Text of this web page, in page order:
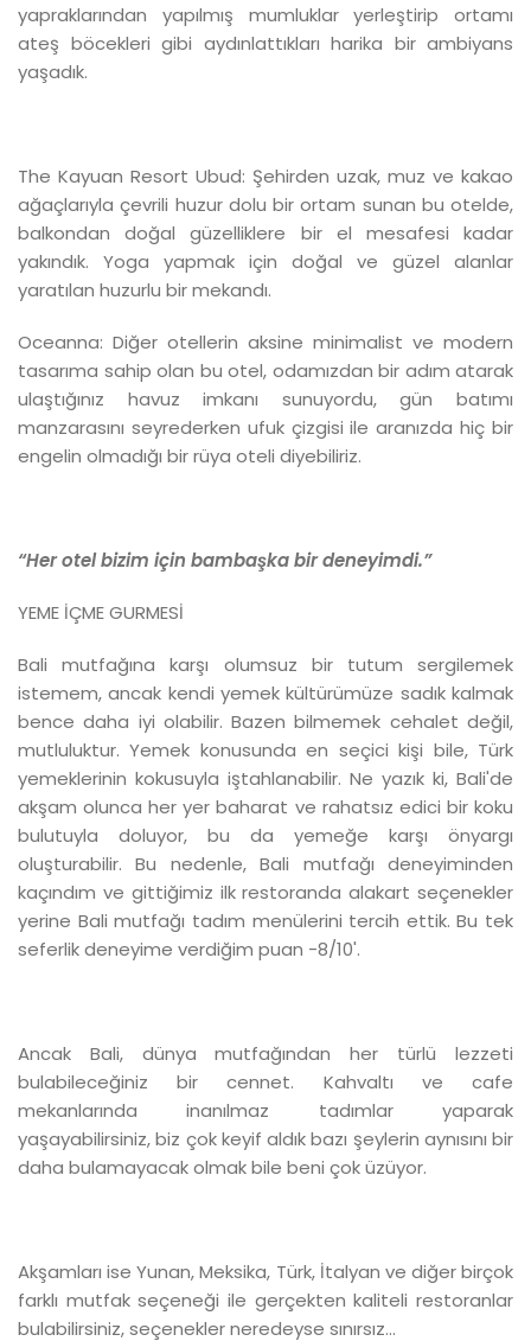
yapraklarından yapılmış mumluklar yerleştirip ortamı
ateş böcekleri gibi aydınlattıkları harika bir ambiyans
yaşadık.
The Kayuan Resort Ubud: Şehirden uzak, muz ve kakao
ağaçlarıyla çevrili huzur dolu bir ortam sunan bu otelde,
balkondan doğal güzelliklere bir el mesafesi kadar
yakındık. Yoga yapmak için doğal ve güzel alanlar
yaratılan huzurlu bir mekandı.
Oceanna: Diğer otellerin aksine minimalist ve modern
tasarıma sahip olan bu otel, odamızdan bir adım atarak
ulaştığınız havuz imkanı sunuyordu, gün batımı
manzarasını seyrederken ufuk çizgisi ile aranızda hiç bir
engelin olmadığı bir rüya oteli diyebiliriz.
“Her otel bizim için bambaşka bir deneyimdi.”
YEME İÇME GURMESİ
Bali mutfağına karşı olumsuz bir tutum sergilemek
istemem, ancak kendi yemek kültürümüze sadık kalmak
bence daha iyi olabilir. Bazen bilmemek cehalet değil,
mutluluktur. Yemek konusunda en seçici kişi bile, Türk
yemeklerinin kokusuyla iştahlanabilir. Ne yazık ki, Bali'de
akşam olunca her yer baharat ve rahatsız edici bir koku
bulutuyla doluyor, bu da yemeğe karşı önyargı
oluşturabilir. Bu nedenle, Bali mutfağı deneyiminden
kaçındım ve gittiğimiz ilk restoranda alakart seçenekler
yerine Bali mutfağı tadım menülerini tercih ettik. Bu tek
seferlik deneyime verdiğim puan -8/10'.
Ancak Bali, dünya mutfağından her türlü lezzeti
bulabileceğiniz bir cennet. Kahvaltı ve cafe
mekanlarında inanılmaz tadımlar yaparak
yaşayabilirsiniz, biz çok keyif aldık bazı şeylerin aynısını bir
daha bulamayacak olmak bile beni çok üzüyor.
Akşamları ise Yunan, Meksika, Türk, İtalyan ve diğer birçok
farklı mutfak seçeneği ile gerçekten kaliteli restoranlar
bulabilirsiniz, seçenekler neredeyse sınırsız...